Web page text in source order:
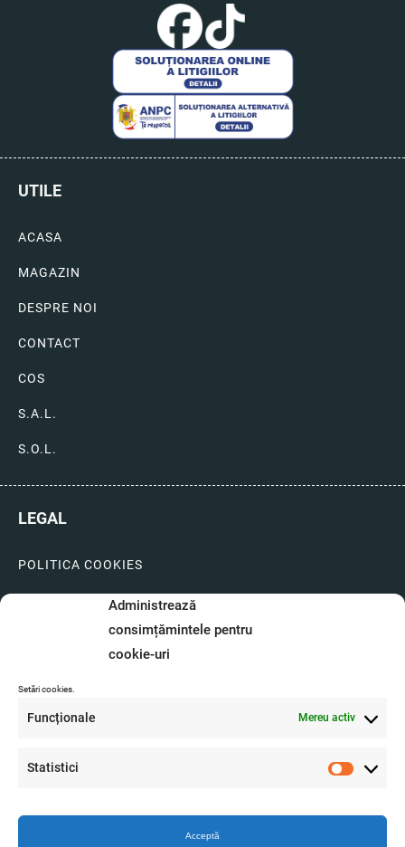
Administrează
consimțămintele pentru
cookie-uri
Setări cookies.
Funcționale Mereu activ
Statistici Statistici
Acceptă
UTILE
ACASA
MAGAZIN
DESPRE NOI
CONTACT
COS
S.A.L.
S.O.L.
LEGAL
POLITICA COOKIES
LIVRARI SI PLATI
GARANTIE SI SERVICE
A.N.P.C.